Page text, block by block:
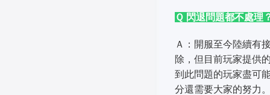
Ｑ 閃退問題都不處理
Ａ：開服至今陸續有
除，但目前玩家提供
到此問題的玩家盡可
分還需要大家的努力